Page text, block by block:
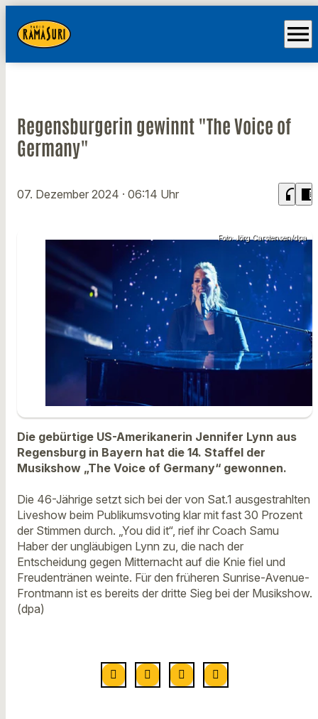
menu
Regensburgerin gewinnt "The Voice of
Germany"
07. Dezember 2024 · 06:14 Uhr headphones chrome_reader_mode
Foto: Jörg Carstensen/dpa
Die gebürtige US-Amerikanerin Jennifer Lynn aus
Regensburg in Bayern hat die 14. Staffel der
Musikshow „The Voice of Germany“ gewonnen.
Die 46-Jährige setzt sich bei der von Sat.1 ausgestrahlten
Liveshow beim Publikumsvoting klar mit fast 30 Prozent
der Stimmen durch. „You did it“, rief ihr Coach Samu
Haber der ungläubigen Lynn zu, die nach der
Entscheidung gegen Mitternacht auf die Knie fiel und
Freudentränen weinte. Für den früheren Sunrise-Avenue-
Frontmann ist es bereits der dritte Sieg bei der Musikshow.
(dpa)